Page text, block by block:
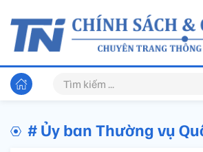
# Ủy ban Thường vụ